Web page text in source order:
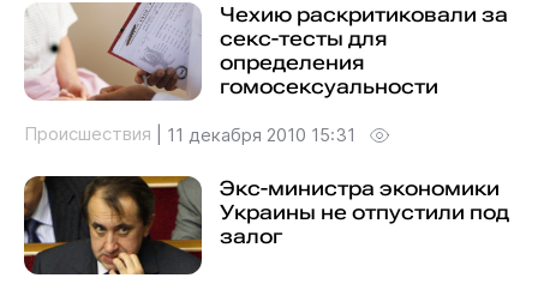
Чехию раскритиковали за
секс-тесты для
определения
гомосексуальности
Происшествия 11 декабря 2010 15:31
Экс-министра экономики
Украины не отпустили под
залог